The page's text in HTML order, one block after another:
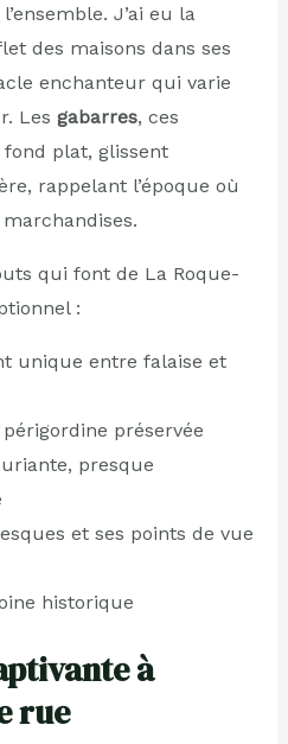
J’ai eu la
des maisons dans ses
enchanteur qui varie
Les gabarres, ces
plat, glissent
rappelant l’époque où
qui font de La Roque-
:
unique entre falaise et
préservée
presque
et ses points de vue
historique
à
rue